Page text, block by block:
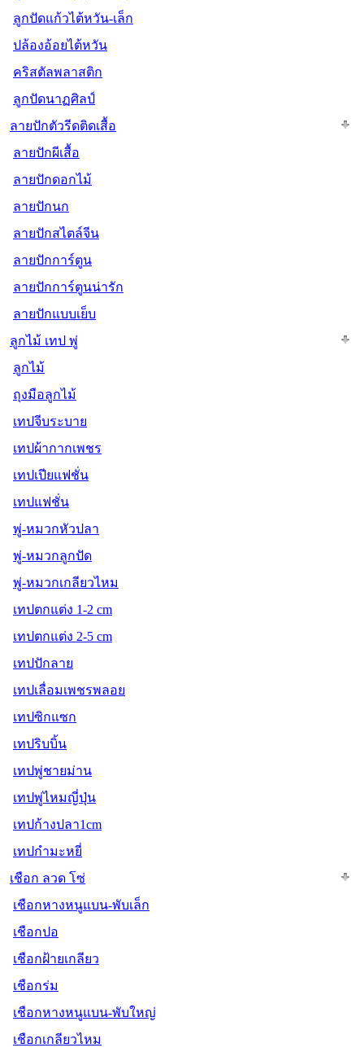
ลูกปัดแก้วไต้หวัน-เล็ก
ปล้องอ้อยไต้หวัน
คริสตัลพลาสติก
ลูกปัดนาฏศิลป์
ลายปักตัวรีดติดเสื้อ
ลายปักผีเสื้อ
ลายปักดอกไม้
ลายปักนก
ลายปักสไตล์จีน
ลายปักการ์ตูน
ลายปักการ์ตูนน่ารัก
ลายปักแบบเย็บ
ลูกไม้ เทป พู่
ลูกไม้
ถุงมือลูกไม้
เทปจีบระบาย
เทปผ้ากากเพชร
เทปเปียแฟชั่น
เทปแฟชั่น
พู่-หมวกหัวปลา
พู่-หมวกลูกปัด
พู่-หมวกเกลียวไหม
เทปตกแต่ง 1-2 cm
เทปตกแต่ง 2-5 cm
เทปปักลาย
เทปเลื่อมเพชรพลอย
เทปซิกแซก
เทปริบบิ้น
เทปพู่ชายม่าน
เทปพู่ไหมญี่ปุ่น
เทปก้างปลา1cm
เทปกำมะหยี่
เชือก ลวด โซ่
เชือกหางหนูแบน-พับเล็ก
เชือกปอ
เชือกฝ้ายเกลียว
เชือกร่ม
เชือกหางหนูแบน-พับใหญ่
เชือกเกลียวไหม